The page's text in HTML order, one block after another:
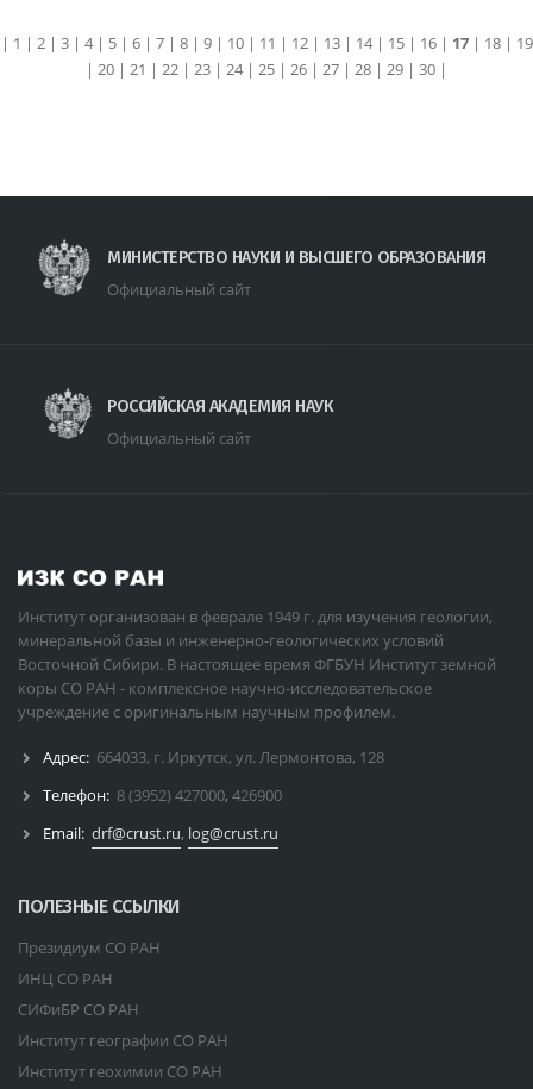
| 1 | 2| 3| 4| 5| 6| 7| 8| 9| 10| 11 | 12| 13| 14| 15| 16| 17| 18| 19
| 20 | 21 | 22 | 23 | 24 | 25 | 26 | 27 | 28 | 29 | 30 |
МИНИСТЕРСТВО НАУКИ И ВЫСШЕГО ОБРАЗОВАНИЯ
Официальный сайт
РОССИЙСКАЯ АКАДЕМИЯ НАУК
Официальный сайт
Институт организован в феврале 1949 г. для изучения геологии,
минеральной базы и инженерно-геологических условий
Восточной Сибири. В настоящее время ФГБУН Институт земной
коры СО РАН - комплексное научно-исследовательское
учреждение с оригинальным научным профилем.
Адрес: 664033, г. Иркутск, ул. Лермонтова, 128
Телефон: 8 (3952) 427000, 426900
Email: drf@crust.ru, log@crust.ru
ПОЛЕЗНЫЕ ССЫЛКИ
Президиум СО РАН
ИНЦ СО РАН
СИФиБР СО РАН
Институт географии СО РАН
Институт геохимии СО РАН